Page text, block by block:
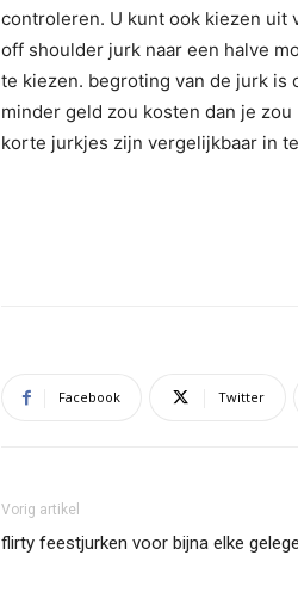
controleren. U kunt ook kiezen uit
off shoulder jurk naar een halve
te kiezen. begroting van de jurk
minder geld zou kosten dan je
korte jurkjes zijn vergelijkbaar in
Facebook Twitter
Vorig artikel
flirty feestjurken voor bijna elke